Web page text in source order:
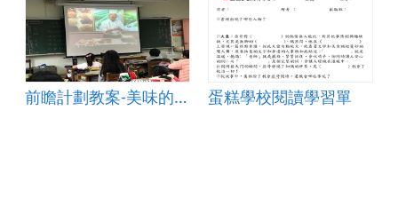
前瞻計劃教案-美味的一堂課 蛋糕學校閱讀學習單